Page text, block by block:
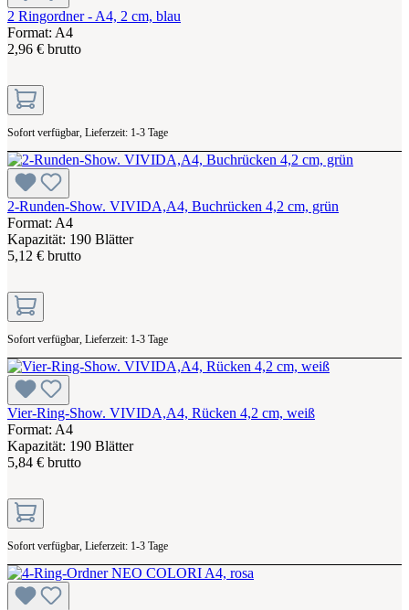
2 Ringordner - A4, 2 cm, blau
Format: A4
2,96 € brutto
Sofort verfügbar, Lieferzeit: 1-3 Tage
2-Runden-Show. VIVIDA,A4, Buchrücken 4,2 cm, grün
Format: A4
Kapazität: 190 Blätter
5,12 € brutto
Sofort verfügbar, Lieferzeit: 1-3 Tage
Vier-Ring-Show. VIVIDA,A4, Rücken 4,2 cm, weiß
Format: A4
Kapazität: 190 Blätter
5,84 € brutto
Sofort verfügbar, Lieferzeit: 1-3 Tage